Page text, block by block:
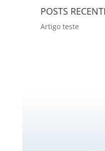
POSTS
Artigo teste